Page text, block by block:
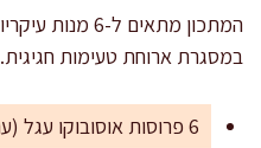
במסגרת ארוחת טעימות חגיגית.
6 פרוסות אוסובוקו עגל (עם עצם, כ-400 גרם כל פרוסה)